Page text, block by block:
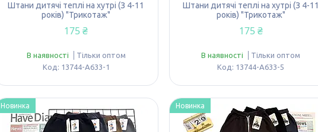
Штани дитячі теплі на хутрі (З 4-11
років) "Трикотаж"
175 ₴
В наявності
Тільки оптом
13744-A633-1
Штани дитячі теплі на хутрі (З 4-11
років) "Трикотаж"
175 ₴
В наявності
Тільки оптом
13744-A633-5
Новинка Новинка